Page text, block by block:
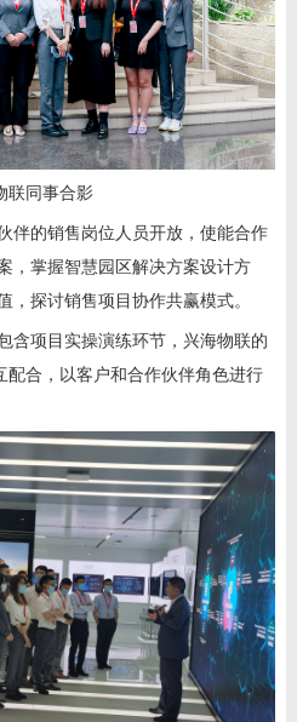
联同事合影
伴的销售岗位人员开放，使能合作
，掌握智慧园区解决方案设计方
探讨销售项目协作共赢模式。
含项目实操演练环节，兴海物联的
配合，以客户和合作伙伴角色进行